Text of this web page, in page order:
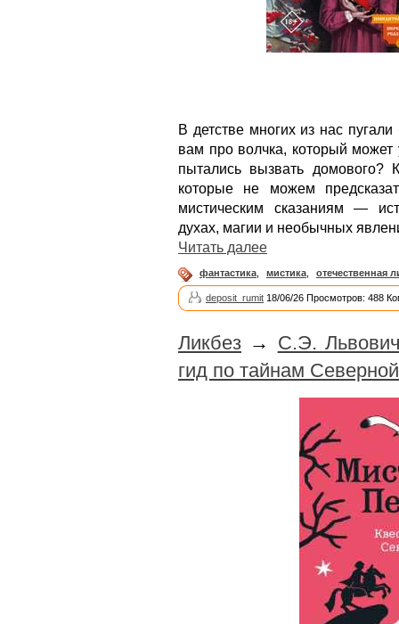
В детстве многих из нас
вам про волчка, который
пытались вызвать
которые не можем
мистическим сказаниям —
духах, магии и необычных
Читать далее
фантастика, мистика, отечественная
deposit_rumit 18/06/26 Просмотров: 488
Ликбез → С.Э.
гид по тайнам